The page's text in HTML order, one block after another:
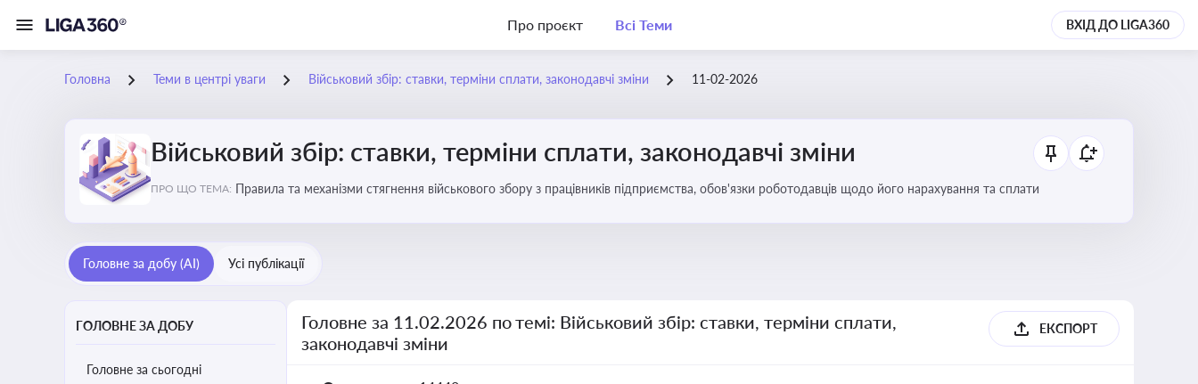
Про проєкт Всі Теми ВХІД ДО LIGA360
Головна Теми в центрі уваги Військовий збір: ставки, терміни сплати, законодавчі зміни 11-02-2026
Військовий збір: ставки, терміни сплати, законодавчі зміни
ПРО ЩО ТЕМА: Правила та механізми стягнення військового збору з працівників підприємства, обов'язки роботодавців щодо його нарахування та сплати
Головне за добу (AI) Усі публікації
ГОЛОВНЕ ЗА ДОБУ
Головне за сьогодні
Головне за 11.02.2026 по темі: Військовий збір: ставки, терміни сплати,
законодавчі зміни
ЕКСПОРТ